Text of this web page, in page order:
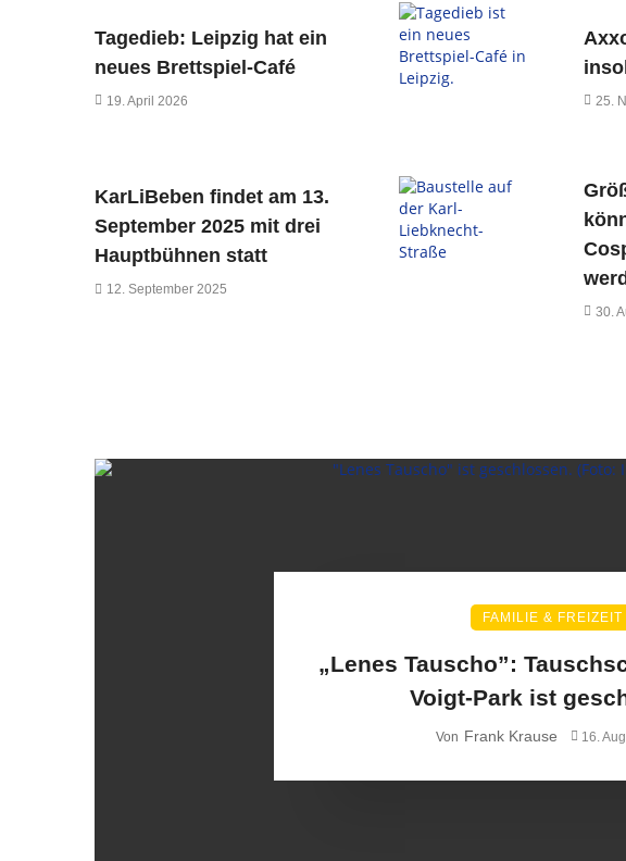
Tagedieb: Leipzig hat ein
neues Brettspiel-Café
19. April 2026 25.
KarLiBeben findet am 13.
September 2025 mit drei
Hauptbühnen statt
12. September 2025
30.
FAMILIE & FREIZEIT
„Lenes Tauscho”:
Voigt-Park ist
Von Frank Krause 16.